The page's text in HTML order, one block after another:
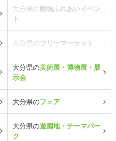
大分県の動物ふれあいイベン
ト
大分県のフリーマーケット
大分県の美術展・博物展・展
示会
大分県のフェア
大分県の遊園地・テーマパー
ク